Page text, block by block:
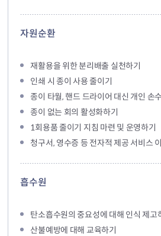
자원순환
재활용을 위한 분리배출 실천하기
인쇄 시 종이 사용 줄이기
종이 타월, 핸드 드라이어 대신 개인 손
종이 없는 회의 활성화하기
1회용품 줄이기 지침 마련 및 운영하기
청구서, 영수증 등 전자적 제공 서비스
흡수원
탄소흡수원의 중요성에 대해 인식 제고
산불예방에 대해 교육하기